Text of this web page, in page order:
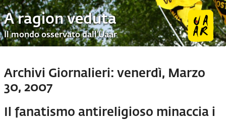
A ragion veduta
Il mondo osservato dall’Uaar
Archivi Giornalieri: venerdì, Marzo
30, 2007
Il fanatismo antireligioso minaccia i